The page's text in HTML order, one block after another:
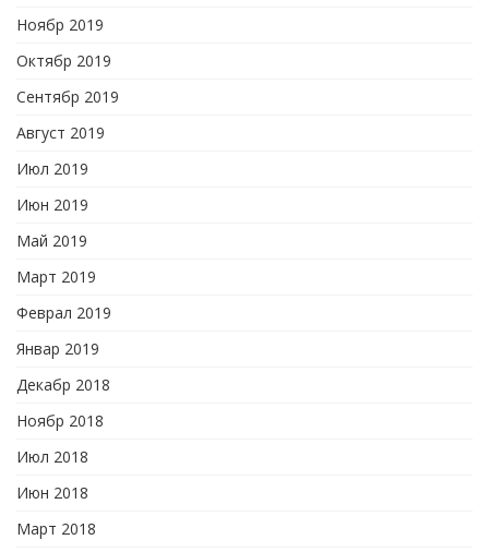
Ноябр 2019
Октябр 2019
Сентябр 2019
Август 2019
Июл 2019
Июн 2019
Май 2019
Март 2019
Феврал 2019
Январ 2019
Декабр 2018
Ноябр 2018
Июл 2018
Июн 2018
Март 2018